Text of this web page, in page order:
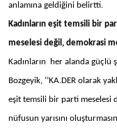
anlamına geldiğini belirtti.
Kadınların eşit temsili bir
meselesi değil, demokrasi
Kadınların her alanda güçlü
Bozgeyik, ‘’KA.DER olarak
eşit temsili bir parti meselesi
nüfusun yarısını